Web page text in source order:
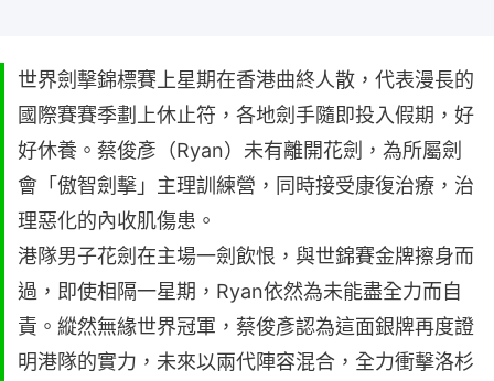
世界劍擊錦標賽上星期在香港曲終人散，代表漫長的
國際賽賽季劃上休止符，各地劍手隨即投入假期，好
好休養。蔡俊彥（Ryan）未有離開花劍，為所屬劍
會「傲智劍擊」主理訓練營，同時接受康復治療，治
理惡化的內收肌傷患。
港隊男子花劍在主場一劍飲恨，與世錦賽金牌擦身而
過，即使相隔一星期，Ryan依然為未能盡全力而自
責。縱然無緣世界冠軍，蔡俊彥認為這面銀牌再度證
明港隊的實力，未來以兩代陣容混合，全力衝擊洛杉